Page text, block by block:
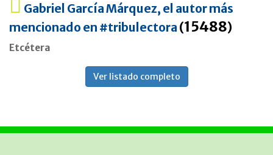
Gabriel García Márquez, el autor más
mencionado en #tribulectora (15488)
Etcétera
Ver listado completo